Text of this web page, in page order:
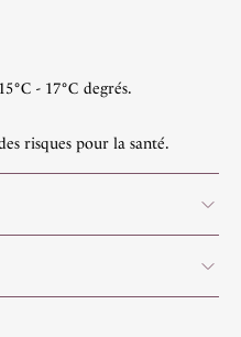
- 17°C degrés.
risques pour la santé.